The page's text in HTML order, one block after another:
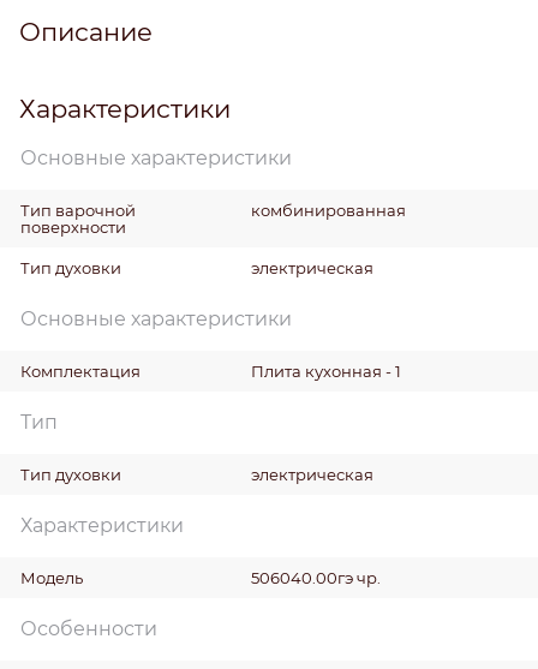
Описание
Характеристики
Основные характеристики
Тип варочной
поверхности
комбинированная
Тип духовки электрическая
Основные характеристики
Комплектация Плита кухонная - 1
Тип
Тип духовки электрическая
Характеристики
Модель 506040.00гэ чр.
Особенности